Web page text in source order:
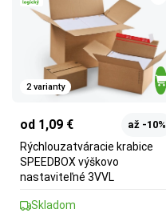
2 varianty
od 1,09 € až -10%
Rýchlouzatváracie krabice
SPEEDBOX výškovo
nastaviteľné 3VVL
Skladom